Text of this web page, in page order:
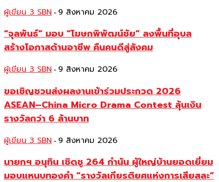
ผู้เขียน 3 SBN - 9 สิงหาคม 2026
“จุลพันธ์” มอบ “โฆษกพิพัฒน์ชัย” ลงพื้นที่อุบล
สร้างโอกาสด้านอาชีพ คืนคนดีสู่สังคม
ผู้เขียน 3 SBN - 9 สิงหาคม 2026
ขอเชิญชวนส่งผลงานเข้าร่วมประกวด 2026
ASEAN–China Micro Drama Contest ลุ้นเงิน
รางวัลกว่า 6 ล้านบาท
ผู้เขียน 3 SBN - 9 สิงหาคม 2026
นายกฯ อนุทิน เชิดชู 264 กำนัน ผู้ใหญ่บ้านยอดเยี่ยม
มอบแหนบทองคำ “รางวัลเกียรติยศแห่งการเสียสละ”